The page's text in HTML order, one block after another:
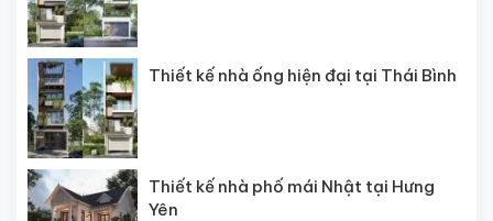
Thiết kế nhà ống hiện đại tại Thái Bình
Thiết kế nhà phố mái Nhật tại Hưng
Yên